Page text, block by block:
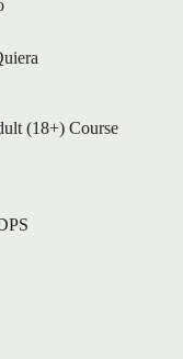
(18+) Course